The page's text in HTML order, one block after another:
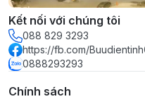
Kết nối với chúng tôi
088 829 3293
https://fb.com/
0888293293
Chính sách